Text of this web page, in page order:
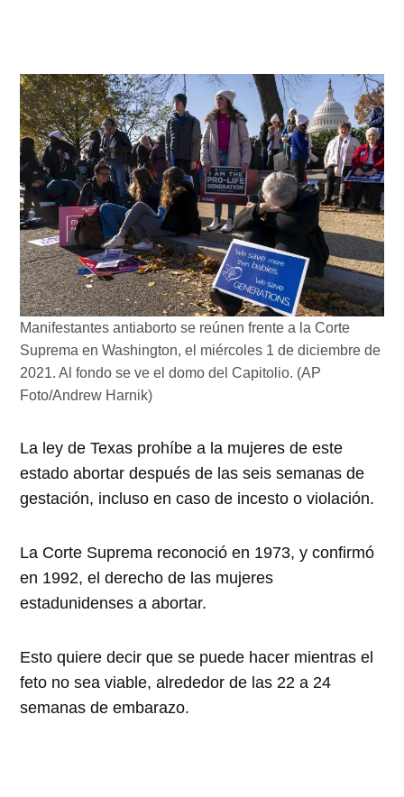
Manifestantes antiaborto se reúnen frente a la Corte
Suprema en Washington, el miércoles 1 de diciembre de
2021. Al fondo se ve el domo del Capitolio. (AP
Foto/Andrew Harnik)
La ley de Texas prohíbe a la mujeres de este
estado abortar después de las seis semanas de
gestación, incluso en caso de incesto o violación.
La Corte Suprema reconoció en 1973, y confirmó
en 1992, el derecho de las mujeres
estadunidenses a abortar.
Esto quiere decir que se puede hacer mientras el
feto no sea viable, alrededor de las 22 a 24
semanas de embarazo.